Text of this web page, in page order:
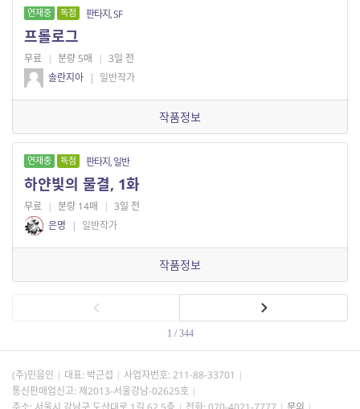
연재중 독점 판타지, SF
프롤로그
무료 | 분량 5매 | 3일 전
솔란지아 | 일반작가
작품정보
연재중 독점 판타지, 일반
하얀빛의 물결, 1화
무료 | 분량 14매 | 3일 전
은명
| 일반작가
작품정보
1 / 344
(주)민음인 대표: 박근섭 사업자번호: 211-88-33701
통신판매업신고: 제2013-서울강남-02625호